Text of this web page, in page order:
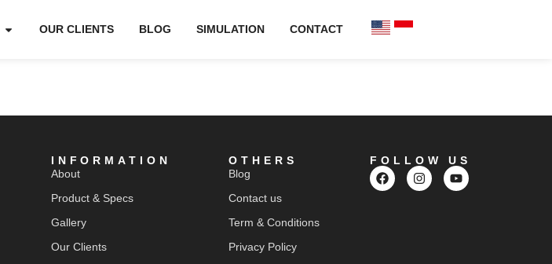
OUR CLIENTS BLOG SIMULATION CONTACT
INFORMATION
About
Product & Specs
Gallery
Our Clients
OTHERS
Blog
Contact us
Term & Conditions
Privacy Policy
FOLLOW US